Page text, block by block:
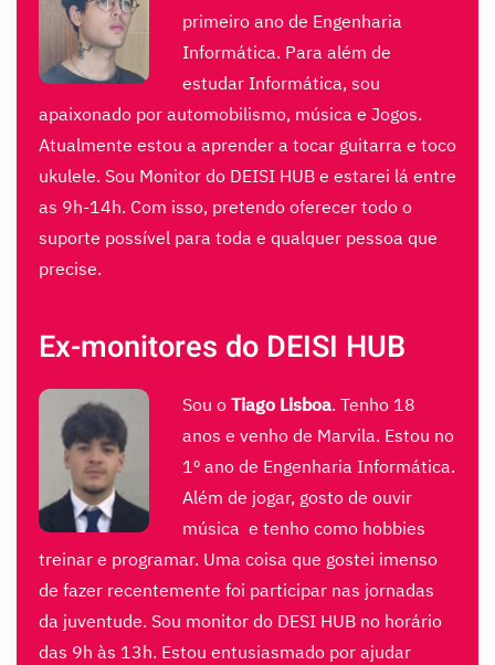
primeiro ano de Engenharia
Informática. Para além de
estudar Informática, sou
apaixonado por automobilismo, música e Jogos.
Atualmente estou a aprender a tocar guitarra e toco
ukulele. Sou Monitor do DEISI HUB e estarei lá entre
as 9h-14h. Com isso, pretendo oferecer todo o
suporte possível para toda e qualquer pessoa que
precise.
Ex-monitores do DEISI HUB
Sou o Tiago Lisboa. Tenho 18
anos e venho de Marvila. Estou no
1º ano de Engenharia Informática.
Além de jogar, gosto de ouvir
música e tenho como hobbies
treinar e programar. Uma coisa que gostei imenso
de fazer recentemente foi participar nas jornadas
da juventude. Sou monitor do DESI HUB no horário
das 9h às 13h. Estou entusiasmado por ajudar